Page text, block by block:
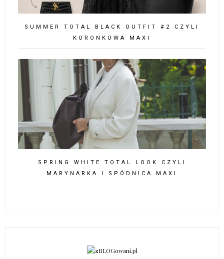
SPRING BEIGES CZYLI GARNITUR I SZPILKI
SPRING BLUE(S) CZYLI GARNITUR I
MARTENSY NA WIOSNĘ